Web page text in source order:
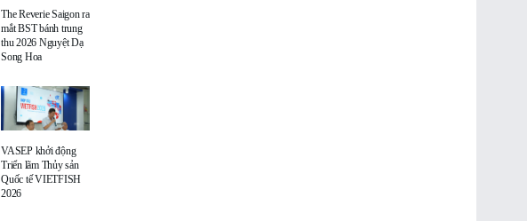
The Reverie Saigon ra
mắt BST bánh trung
thu 2026 Nguyệt Dạ
Song Hoa
VASEP khởi động
Triển lãm Thủy sản
Quốc tế VIETFISH
2026